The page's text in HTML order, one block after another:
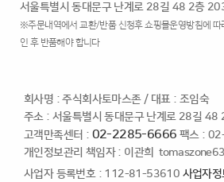
서울특별시 동대문구 난계로 28길 48 2층
※주문내역에서 교환/반품 신청후 쇼핑몰운영방침에 따
인 후 반품해야 합니다
회사명 : 주식회사토마스존/ 대표 : 조임숙
주소 : 서울특별시 동대문구 난계로 28길 48
고객만족센터 : 02-2285-6666 팩스 :
개인정보관리 책임자 : 이관희
사업자 등록번호 : 112-81-53610 사업자